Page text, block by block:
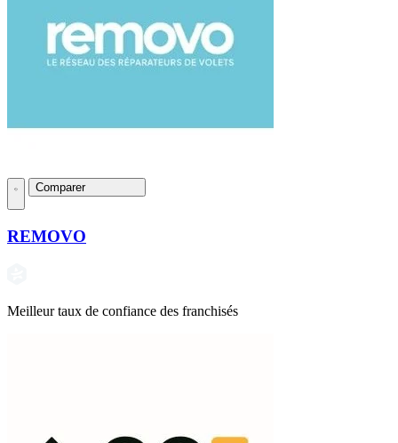
Comparer
REMOVO
Meilleur taux de confiance des franchisés